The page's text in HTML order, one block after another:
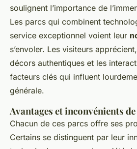
soulignent l’importance de
Les parcs qui combinent
service exceptionnel voient leur
s’envoler. Les visiteurs
décors authentiques et les
facteurs clés qui influent
générale.
Avantages et inconvénients
Chacun de ces parcs offre ses
Certains se distinguent par leur